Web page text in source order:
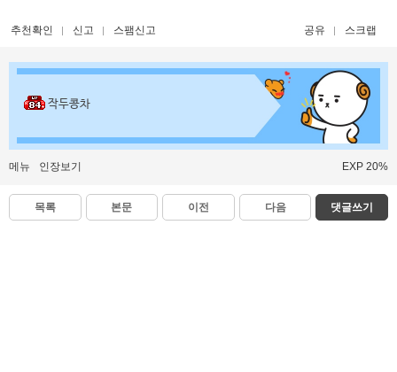
추천확인 신고 스팸신고 공유 스크랩
작두콩차
메뉴 인장보기 EXP 20%
목록 본문 이전 다음 댓글쓰기